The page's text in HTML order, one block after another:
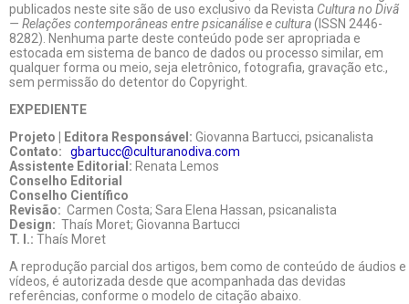
publicados neste site são de uso exclusivo da Revista Cultura no Divã
— Relações contemporâneas entre psicanálise e cultura(ISSN 2446-
8282). Nenhuma parte deste conteúdo pode ser apropriada e
estocada em sistema de banco de dados ou processo similar, em
qualquer forma ou meio, seja eletrônico, fotografia, gravação etc.,
sem permissão do detentor do Copyright.
EXPEDIENTE
Projeto | Editora Responsável: Giovanna Bartucci, psicanalista
Contato: gbartucc@culturanodiva.com
Assistente Editorial: Renata Lemos
Conselho Editorial
Conselho Científico
Revisão: Carmen Costa; Sara Elena Hassan, psicanalista
Design: Thaís Moret; Giovanna Bartucci
T. I.: Thaís Moret
A reprodução parcial dos artigos, bem como de conteúdo de áudios e
vídeos, é autorizada desde que acompanhada das devidas
referências, conforme o modelo de citação abaixo.